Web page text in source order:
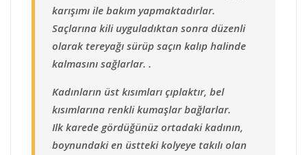
karışımı ile bakım yapmaktadırlar.
Saçlarına kili uyguladıktan sonra düzenli
olarak tereyağı sürüp saçın kalıp halinde
kalmasını sağlarlar. .
Kadınların üst kısımları çıplaktır, bel
kısımlarına renkli kumaşlar bağlarlar.
Ilk karede gördüğünüz ortadaki kadının,
boynundaki en üstteki kolyeye takılı olan